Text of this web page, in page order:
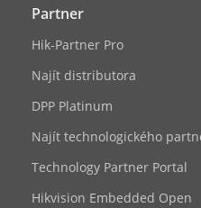
Partner
Hik-Partner Pro
Najít distributora
DPP Platinum
Najít technologického
Technology Partner Portal
Hikvision Embedded Open